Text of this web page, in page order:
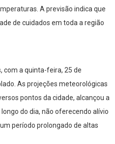
A previsão indica que
de cuidados em toda a região
com a quinta-feira, 25 de
As projeções meteorológicas
pontos da cidade, alcançou a
do dia, não oferecendo alívio
período prolongado de altas